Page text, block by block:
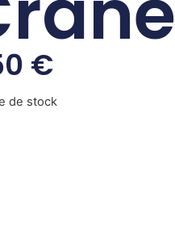
€
de stock